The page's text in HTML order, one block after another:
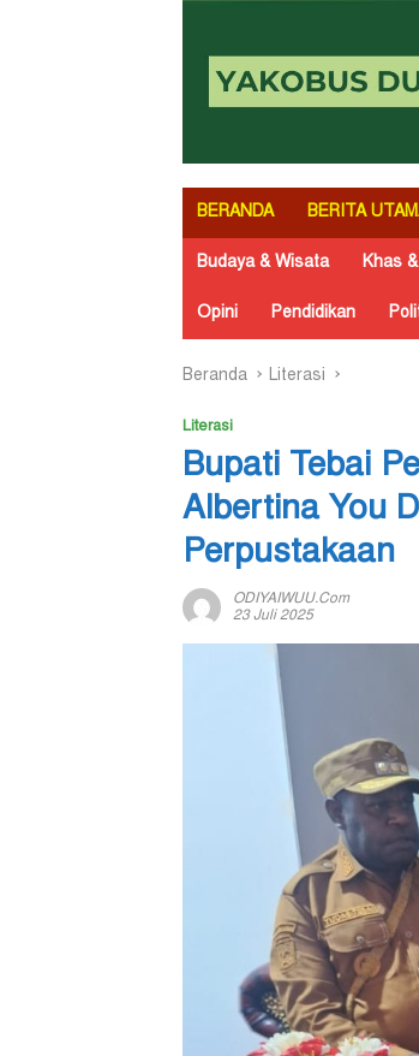
BERANDA BERITA
Budaya & Wisata Khas
Opini Pendidikan
Beranda Literasi
Literasi
Bupati Tebai
Albertina You
Perpustakaan
ODIYAIWUU.com
23 Juli 2025